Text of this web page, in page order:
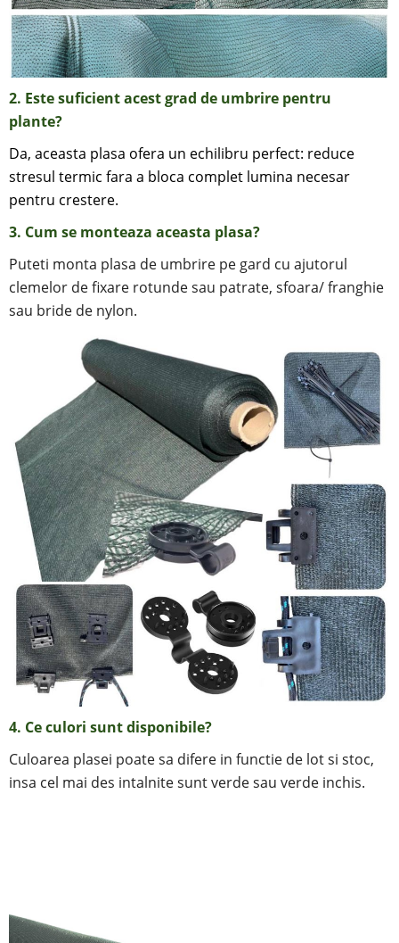
2. Este suficient acest grad de umbrire pentru
plante?
Da, aceasta plasa ofera un echilibru perfect: reduce
stresul termic fara a bloca complet lumina necesar
pentru crestere.
3. Cum se monteaza aceasta plasa?
Puteti monta plasa de umbrire pe gard cu ajutorul
clemelor de fixare rotunde sau patrate, sfoara/ franghie
sau bride de nylon.
4. Ce culori sunt disponibile?
Culoarea plasei poate sa difere in functie de lot si stoc,
insa cel mai des intalnite sunt verde sau verde inchis.